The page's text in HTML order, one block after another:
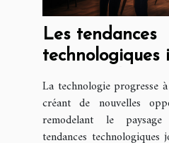
Les tendances
technologiques
création
La technologie progresse
créant de nouvelles
remodelant le
tendances